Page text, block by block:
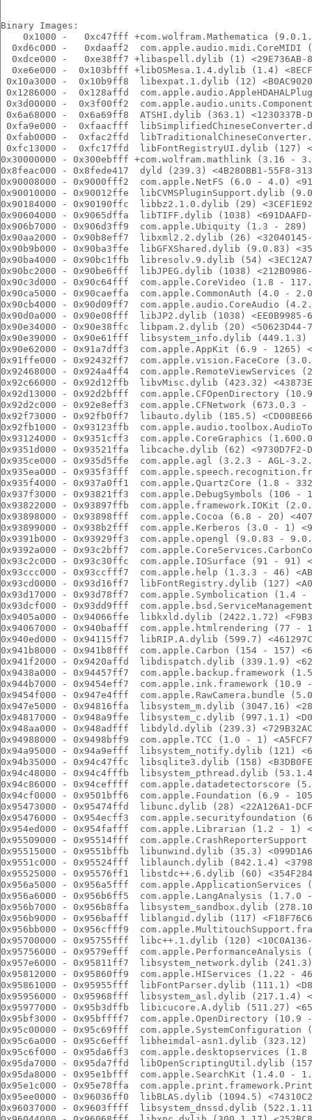
Binary Images:
0x1000 -   0xc47fff +com.wolfram.Mathematica
0xd6c000 -   0xdaaff2  com.apple.audio.midi.CoreMIDI
0xdce000 -   0xe38ff7 +libaspell.dylib (1) <29E736AB-
0xe6e000 -  0x103bfff +libOSMesa.1.4.dylib (1.4)
0x10a3000 -  0x10b9ff8  libexpat.1.dylib (12)
0x1286000 -  0x128affd
0x3d00000 -  0x3f00ff2
0x6a68000 -  0x6a69ff8  ATSHI.dylib (363.1) <1230337B-
0xfa9e000 -  0xfaacfff
0xfab0000 -  0xfac2ffd
0xfc13000 -  0xfc17ffd  libFontRegistryUI.dylib (127)
0x30000000 - 0x300ebfff +com.wolfram.mathlink (3.16 -
0x8feac000 - 0x8fede417  dyld (239.3) <4B280BB1-55F8-
0x90008000 - 0x9000fff2  com.apple.NetFS (6.0 - 4.0)
0x90010000 - 0x90012ffe  libCVMSPluginSupport.dylib
0x90184000 - 0x90190ffc  libbz2.1.0.dylib (29)
0x90604000 - 0x9065dffa  libTIFF.dylib (1038)
0x906b7000 - 0x906d3ff9  com.apple.Ubiquity (1.3 - 289)
0x90aa2000 - 0x90b8eff7  libxml2.2.dylib (26)
0x90b9b000 - 0x90ba3ffe  libGFXShared.dylib (9.0.83)
0x90ba4000 - 0x90bc1ffb  libresolv.9.dylib (54)
0x90bc2000 - 0x90be6fff  libJPEG.dylib (1038) <212B0986-
0x90c3d000 - 0x90c64fff  com.apple.CoreVideo (1.8 - 117.2)
0x90ca5000 - 0x90caeffa  com.apple.CommonAuth (4.0 - 2.0)
0x90cb4000 - 0x90d09ff7  com.apple.audio.CoreAudio
0x90d0a000 - 0x90e08fff  libJP2.dylib (1038) <EE0B9985-
0x90e34000 - 0x90e38ffc  libpam.2.dylib (20) <50623D44-
0x90e39000 - 0x90e61fff  libsystem_info.dylib (449.1.3)
0x90e62000 - 0x91a7dff3  com.apple.AppKit (6.9 - 1265)
0x91ffe000 - 0x92432ff7  com.apple.vision.FaceCore (3.0.0
0x92468000 - 0x924a4ff4  com.apple.RemoteViewServices
0x92c66000 - 0x92d12ffb  libvMisc.dylib (423.32)
0x92d13000 - 0x92d2bfff  com.apple.CFOpenDirectory
0x92d2c000 - 0x92e8eff3  com.apple.CFNetwork (673.0.3 -
0x92f73000 - 0x92fb0ff7  libauto.dylib (185.5)
0x92fb1000 - 0x93123ffb
0x93124000 - 0x9351cff3  com.apple.CoreGraphics
0x9351d000 - 0x93521ffa  libcache.dylib (62) <9730D7F2-
0x935ce000 - 0x935d5ffe  com.apple.agl (3.2.3 - AGL-3.2.3)
0x935ea000 - 0x935f3fff
0x935f4000 - 0x937a0ff1  com.apple.QuartzCore (1.8 -
0x937f3000 - 0x93821ff3  com.apple.DebugSymbols (106 -
0x93822000 - 0x93897ffb  com.apple.framework.IOKit
0x93898000 - 0x93898fff  com.apple.Cocoa (6.8 - 20)
0x93899000 - 0x938b2fff  com.apple.Kerberos (3.0 - 1)
0x9391b000 - 0x93929ff3  com.apple.opengl (9.0.83 -
0x9392a000 - 0x93c2bff7
0x93c2c000 - 0x93c30ffc  com.apple.IOSurface (91 - 91)
0x93ccc000 - 0x93ccfff7  com.apple.help (1.3.3 - 46)
0x93cd0000 - 0x93d16ff7  libFontRegistry.dylib (127)
0x93d17000 - 0x93d78ff7  com.apple.Symbolication (1.4 -
0x93dcf000 - 0x93dd9fff
0x9405a000 - 0x94066ffe  libkxld.dylib (2422.1.72)
0x94067000 - 0x940bafff  com.apple.htmlrendering (77 -
0x940ed000 - 0x94115ff7  libRIP.A.dylib (599.7)
0x941b8000 - 0x941b8fff  com.apple.Carbon (154 - 157)
0x941f2000 - 0x9420affd  libdispatch.dylib (339.1.9)
0x9438a000 - 0x94457ff7  com.apple.backup.framework
0x944b7000 - 0x9454eff7  com.apple.ink.framework (10.9 -
0x9454f000 - 0x947e4fff  com.apple.RawCamera.bundle
0x947e5000 - 0x94816ffa  libsystem_m.dylib (3047.16)
0x94817000 - 0x948a9ffe  libsystem_c.dylib (997.1.1)
0x948aa000 - 0x948adfff  libdyld.dylib (239.3)
0x94988000 - 0x9498bff9  com.apple.TCC (1.0 - 1)
0x94a95000 - 0x94a9efff  libsystem_notify.dylib (121)
0x94b35000 - 0x94c47ffc  libsqlite3.dylib (158)
0x94c48000 - 0x94c4fffb  libsystem_pthread.dylib (53.1.4)
0x94c86000 - 0x94ceffff  com.apple.datadetectorscore (5.0
0x94cf0000 - 0x9501bff6  com.apple.Foundation (6.9 -
0x95473000 - 0x95474ffd  libunc.dylib (28) <22A126A1-
0x95476000 - 0x954ecff3  com.apple.securityfoundation
0x954ed000 - 0x954fafff  com.apple.Librarian (1.2 - 1)
0x95509000 - 0x95514fff
0x95515000 - 0x9551bffb  libunwind.dylib (35.3)
0x9551c000 - 0x95524fff  liblaunch.dylib (842.1.4)
0x95525000 - 0x95576ff1  libstdc++.6.dylib (60)
0x956a5000 - 0x956a5fff  com.apple.ApplicationServices
0x956a6000 - 0x956b6ff5  com.apple.LangAnalysis (1.7.0 -
0x956b7000 - 0x956b8ffa  libsystem_sandbox.dylib
0x956b9000 - 0x956bafff  liblangid.dylib (117)
0x956bb000 - 0x956cfff9
0x95700000 - 0x95755fff  libc++.1.dylib (120)
0x95756000 - 0x9579efff  com.apple.PerformanceAnalysis
0x957e6000 - 0x95811ff7  libsystem_network.dylib (241.3)
0x95812000 - 0x95860ff9  com.apple.HIServices (1.22 -
0x95861000 - 0x95955fff  libFontParser.dylib (111.1)
0x95956000 - 0x95968fff  libsystem_asl.dylib (217.1.4)
0x95977000 - 0x95b3dffb  libicucore.A.dylib (511.27)
0x95bf3000 - 0x95bffff7  com.apple.OpenDirectory (10.9 -
0x95c00000 - 0x95c69fff  com.apple.SystemConfiguration
0x95c6a000 - 0x95c6efff  libheimdal-asn1.dylib (323.12)
0x95c6f000 - 0x95da6ff3  com.apple.desktopservices (1.8
0x95da7000 - 0x95da7ffd  libOpenScriptingUtil.dylib (157)
0x95da8000 - 0x95e1bfff  com.apple.SearchKit (1.4.0 -
0x95e1c000 - 0x95e78ffa
0x95ee0000 - 0x96036ff0  libBLAS.dylib (1094.5)
0x96037000 - 0x9603ffff  libsystem_dnssd.dylib